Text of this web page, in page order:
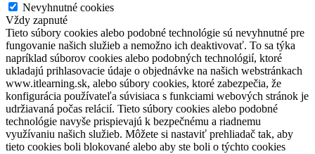
Nevyhnutné cookies
Vždy zapnuté
Tieto súbory cookies alebo podobné technológie sú nevyhnutné pre
fungovanie našich služieb a nemožno ich deaktivovať. To sa týka
napríklad súborov cookies alebo podobných technológií, ktoré
ukladajú prihlasovacie údaje o objednávke na našich webstránkach
www.itlearning.sk, alebo súbory cookies, ktoré zabezpečia, že
konfigurácia používateľa súvisiaca s funkciami webových stránok je
udržiavaná počas relácií. Tieto súbory cookies alebo podobné
technológie navyše prispievajú k bezpečnému a riadnemu
využívaniu našich služieb. Môžete si nastaviť prehliadač tak, aby
tieto cookies boli blokované alebo aby ste boli o týchto cookies